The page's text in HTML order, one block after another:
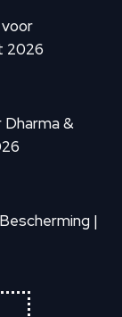
2026
Dharma &
|
fab